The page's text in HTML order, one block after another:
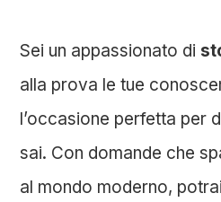
Sei un appassionato di
alla prova le tue
l’occasione perfetta per
sai. Con domande che
al mondo moderno,